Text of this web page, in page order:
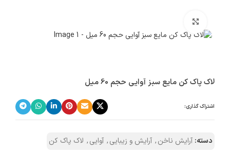
لاک پاک کن مایع سبز آوایی حجم 60 میل
اشتراک گذاری:
دسته: آرایش ناخن, آرایش و زیبایی, آوایی, لاک پاک کن